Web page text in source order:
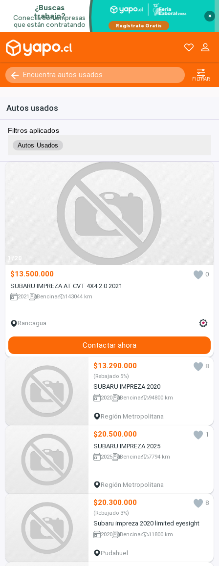
×
FILTRAR
Autos usados
Filtros aplicados
Autos Usados
1/20
$13.500.000
0
SUBARU IMPREZA AT CVT 4X4 2.0 2021
2021 Bencina 143044 km
Rancagua
Contactar ahora
$13.290.000 8
(Rebajado 5%)
SUBARU IMPREZA 2020
2020 Bencina 94800 km
Región Metropolitana
$20.500.000
1
SUBARU IMPREZA 2025
2025 Bencina 7794 km
Región Metropolitana
$20.300.000 8
(Rebajado 3%)
Subaru impreza 2020 limited eyesight
2020 Bencina 11800 km
Pudahuel